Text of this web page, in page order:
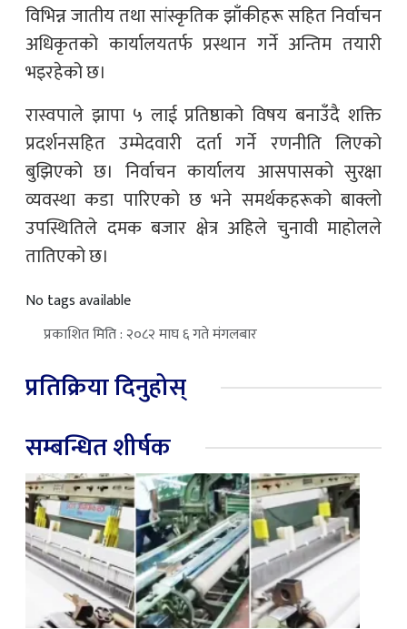
विभिन्न जातीय तथा सांस्कृतिक झाँकीहरू सहित निर्वाचन
अधिकृतको कार्यालयतर्फ प्रस्थान गर्ने अन्तिम तयारी
भइरहेको छ।
रास्वपाले झापा ५ लाई प्रतिष्ठाको विषय बनाउँदै शक्ति
प्रदर्शनसहित उम्मेदवारी दर्ता गर्ने रणनीति लिएको
बुझिएको छ। निर्वाचन कार्यालय आसपासको सुरक्षा
व्यवस्था कडा पारिएको छ भने समर्थकहरूको बाक्लो
उपस्थितिले दमक बजार क्षेत्र अहिले चुनावी माहोलले
तातिएको छ।
No tags available
प्रकाशित मिति : २०८२ माघ ६ गते मंगलबार
प्रतिक्रिया दिनुहोस्
सम्बन्धित शीर्षक